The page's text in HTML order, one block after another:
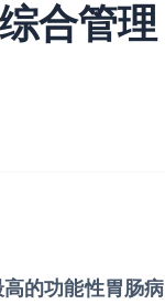
合管理
的功能性胃肠病